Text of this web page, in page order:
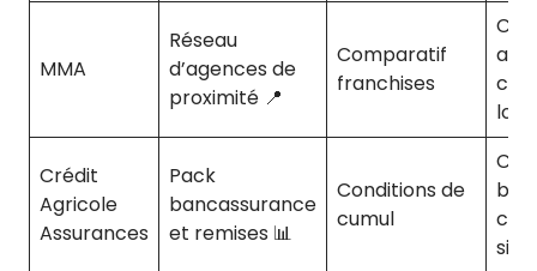
MMA
Réseau
d’agences de
proximité 📍
Comparatif
franchises
Crédit
Agricole
Assurances
Pack
bancassurance
et remises 📊
Conditions de
cumul